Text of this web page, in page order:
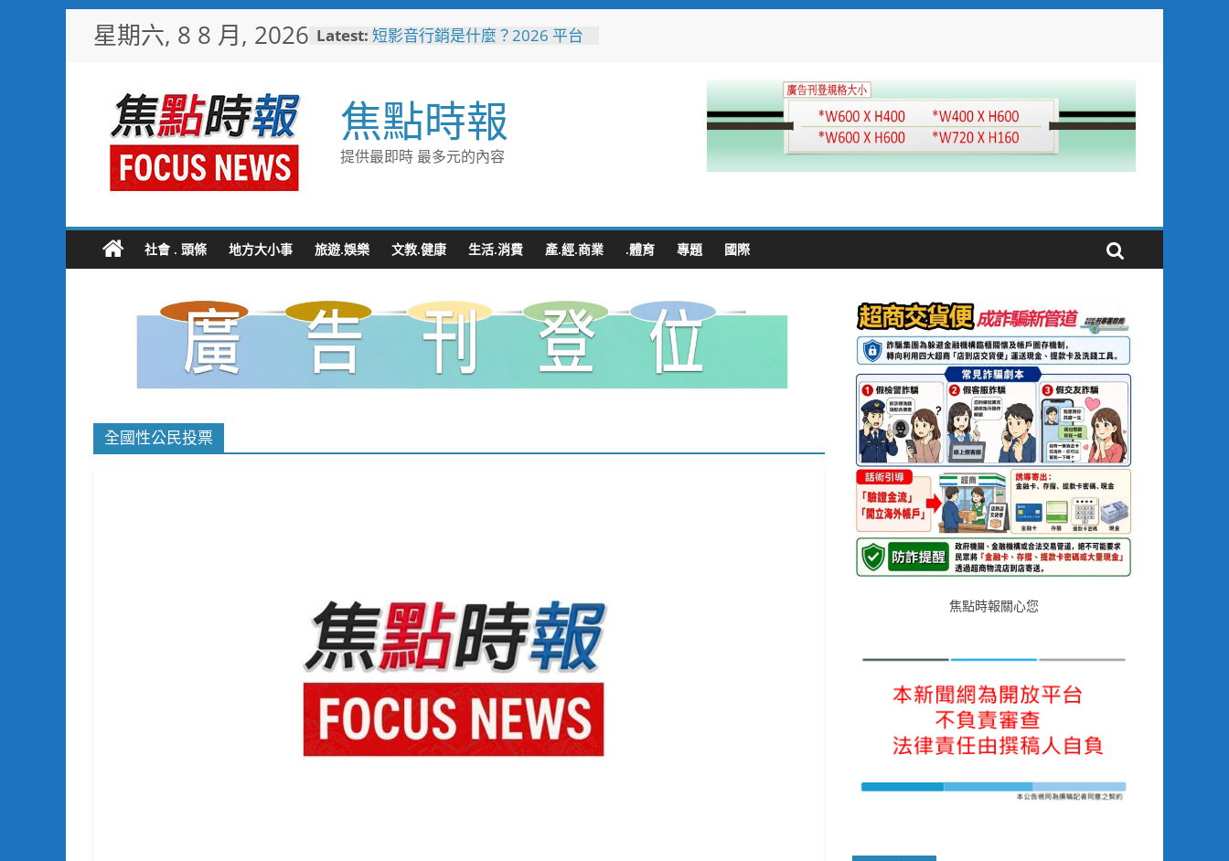
星期六, 8 8 月, 2026 Latest: 短影音行銷是什麼？2026 平台
魅力 8月8日精彩展演登場
彰化縣長參選人魏平政彰化造
勢 喊福利超越六都承接王惠美
施政再升級
中正地下道排水溝夜間清淤 水
利局:請用路人減速慢行
焦點時報
提供最即時 最多元的內容
社會 . 頭條 地方大小事 旅遊.娛樂 文教.健康 生活.消費 產.經.商業 .體育 專題 國際
全國性公民投票
焦點時報關心您